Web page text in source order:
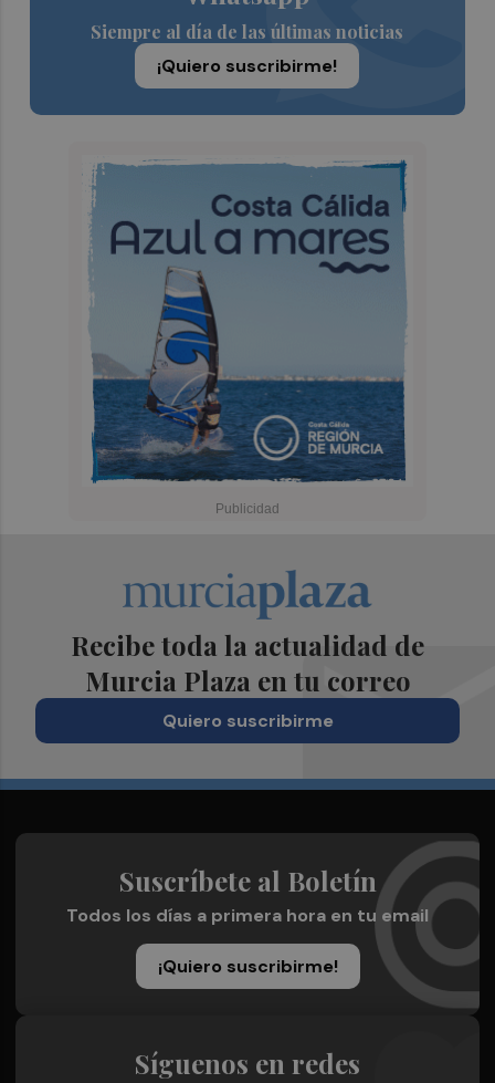
Siempre al día de las últimas noticias
¡Quiero suscribirme!
Recibe toda la actualidad de
Murcia Plaza en tu correo
Quiero suscribirme
Suscríbete al Boletín
Todos los días a primera hora en tu email
¡Quiero suscribirme!
Síguenos en redes